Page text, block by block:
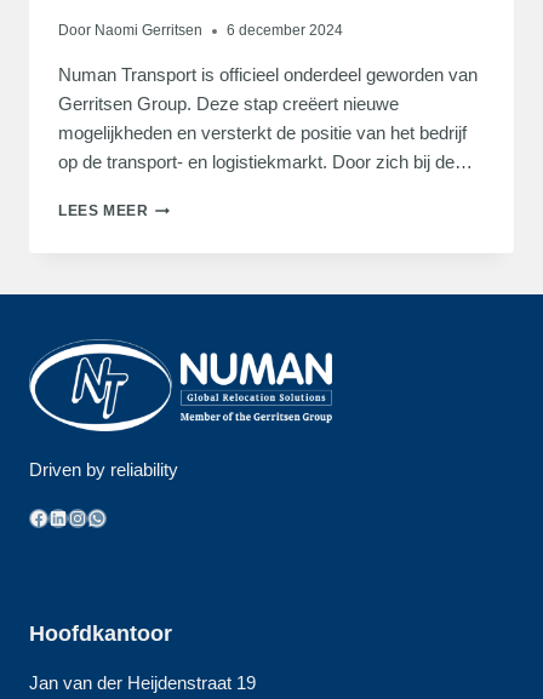
Door Naomi Gerritsen 6 december 2024
Numan Transport is officieel onderdeel geworden van
Gerritsen Group. Deze stap creëert nieuwe
mogelijkheden en versterkt de positie van het bedrijf
op de transport- en logistiekmarkt. Door zich bij de…
LEES MEER NUMAN
VAN
Driven by reliability
Facebook
LinkedIn
Instagram
WhatsApp
Hoofdkantoor
Jan van der Heijdenstraat 19